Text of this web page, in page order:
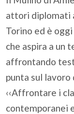
attori diplomati
Torino ed è
che aspira a un
affrontando
punta sul lavoro
‹‹Affrontare i
contemporanei